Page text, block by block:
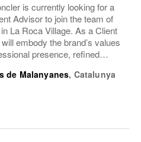
is currently looking for a
Advisor to join the team of
La Roca Village. As a Client
embody the brand’s values
presence, refined
client experiences....
de Malanyanes, Catalunya